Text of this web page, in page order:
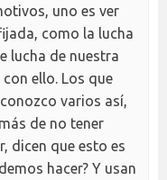
uno es ver
como la lucha
lucha de nuestra
ello. Los que
varios así,
de no tener
dicen que esto es
hacer? Y usan